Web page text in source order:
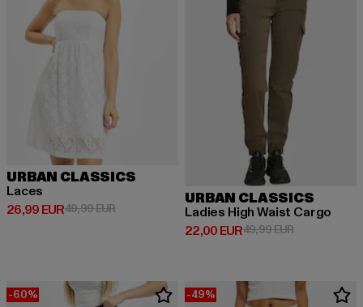
URBAN CLASSICS
Laces
26,99 EUR
Prix courant: 26,99 EUR
49,99 EURPrix en promotion: 49,99 EUR
URBAN CLASSICS
Ladies High Waist Cargo
22,00 EUR
Prix courant: 22,00 EUR
49,99 EURPrix en
-60% -49%